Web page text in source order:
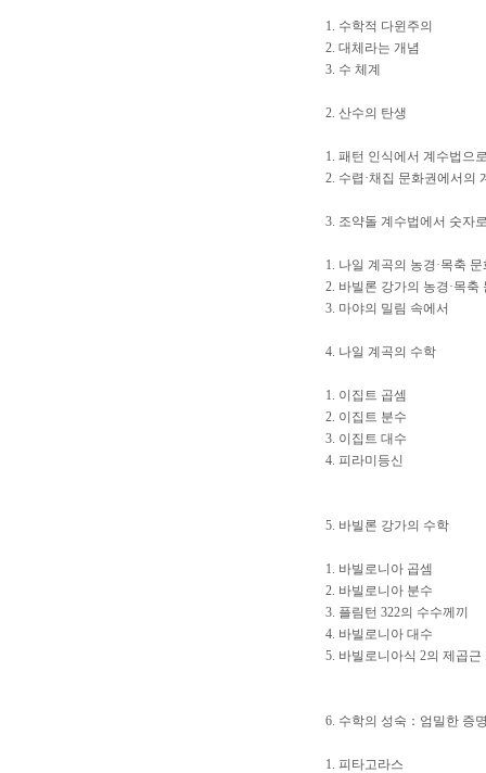
1. 수학적 다윈주의
2. 대체라는 개념
3. 수 체계
2. 산수의 탄생
1. 패턴 인식에서 계수법으
2. 수렵·채집 문화권에서의
3. 조약돌 계수법에서 숫자
1. 나일 계곡의 농경·목축
2. 바빌론 강가의 농경·목축
3. 마야의 밀림 속에서
4. 나일 계곡의 수학
1. 이집트 곱셈
2. 이집트 분수
3. 이집트 대수
4. 피라미등신
5. 바빌론 강가의 수학
1. 바빌로니아 곱셈
2. 바빌로니아 분수
3. 플림턴 322의 수수께끼
4. 바빌로니아 대수
5. 바빌로니아식 2의 제곱근
6. 수학의 성숙：엄밀한 증
1. 피타고라스